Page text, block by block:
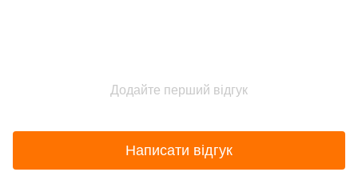
Додайте перший відгук
Написати відгук